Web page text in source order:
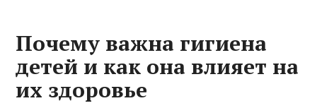
Почему важна гигиена
детей и как она влияет на
их здоровье